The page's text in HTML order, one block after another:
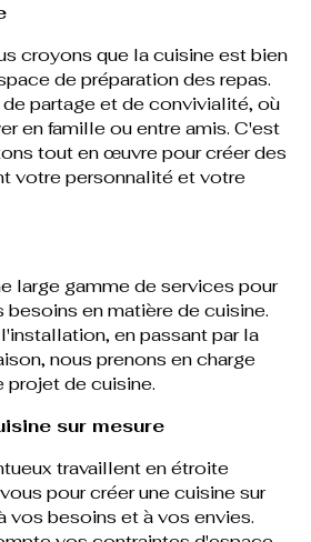
croyons que la cuisine est bien
de préparation des repas.
partage et de convivialité, où
en famille ou entre amis. C'est
tout en œuvre pour créer des
votre personnalité et votre
large gamme de services pour
en matière de cuisine.
en passant par la
nous prenons en charge
de cuisine.
sur mesure
travaillent en étroite
pour créer une cuisine sur
vos besoins et à vos envies.